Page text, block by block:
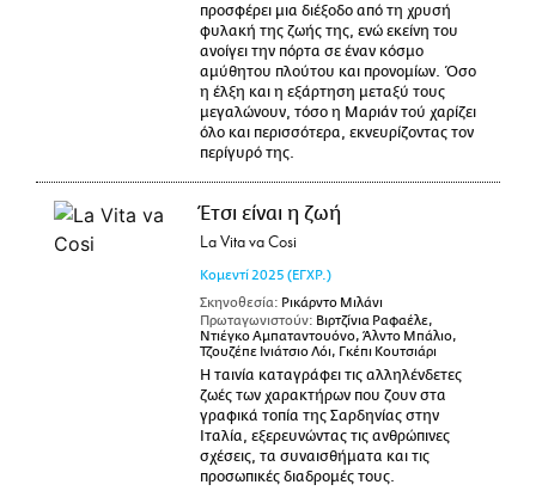
προσφέρει μια διέξοδο από τη χρυσή
φυλακή της ζωής της, ενώ εκείνη του
ανοίγει την πόρτα σε έναν κόσμο
αμύθητου πλούτου και προνομίων. Όσο
η έλξη και η εξάρτηση μεταξύ τους
μεγαλώνουν, τόσο η Μαριάν τού χαρίζει
όλο και περισσότερα, εκνευρίζοντας τον
περίγυρό της.
Έτσι είναι η ζωή
La Vita va Cosi
Κομεντί 2025 (ΕΓΧΡ.)
Σκηνοθεσία: Ρικάρντο Μιλάνι
Πρωταγωνιστούν: Βιρτζίνια Ραφαέλε,
Ντιέγκο Αμπαταντουόνο, Άλντο Μπάλιο,
Τζουζέπε Ινιάτσιο Λόι, Γκέπι Κουτσιάρι
Η ταινία καταγράφει τις αλληλένδετες
ζωές των χαρακτήρων που ζουν στα
γραφικά τοπία της Σαρδηνίας στην
Ιταλία, εξερευνώντας τις ανθρώπινες
σχέσεις, τα συναισθήματα και τις
προσωπικές διαδρομές τους.